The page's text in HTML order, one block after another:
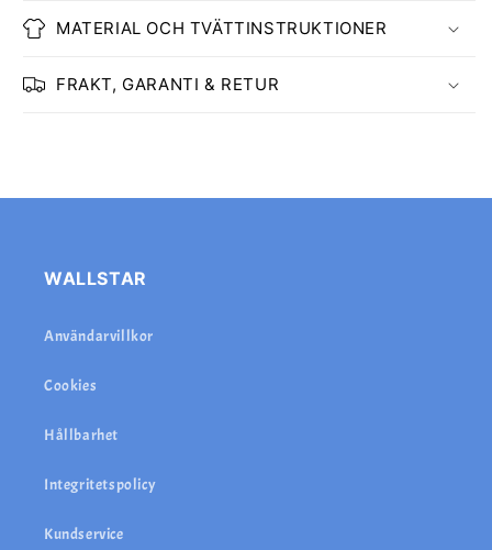
MATERIAL OCH TVÄTTINSTRUKTIONER
FRAKT, GARANTI & RETUR
WALLSTAR
Användarvillkor
Cookies
Hållbarhet
Integritetspolicy
Kundservice